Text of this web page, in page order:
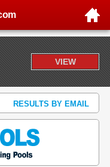
VIEW
RESULTS BY EMAIL